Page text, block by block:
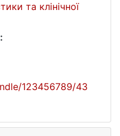
та клінічної
123456789/43